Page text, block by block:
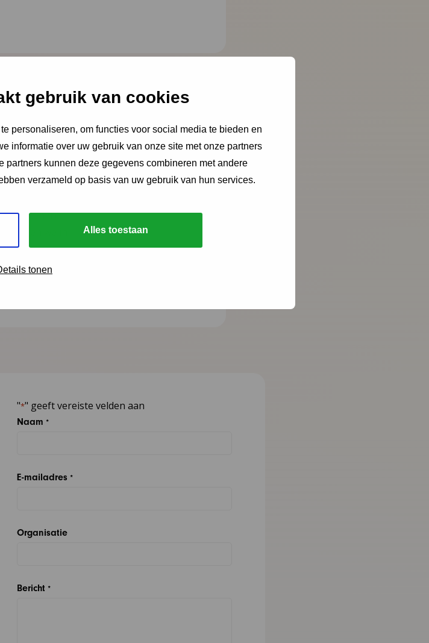
gebruik van cookies
personaliseren, om functies voor social media te bieden en
informatie over uw gebruik van onze site met onze partners
kunnen deze gegevens combineren met andere
verzameld op basis van uw gebruik van hun services.
Alles toestaan
tonen
er iets
gezinnen die
gingen we in
en een
"*" geeft vereiste velden aan
Naam *
E-mailadres *
Organisatie
Bericht *